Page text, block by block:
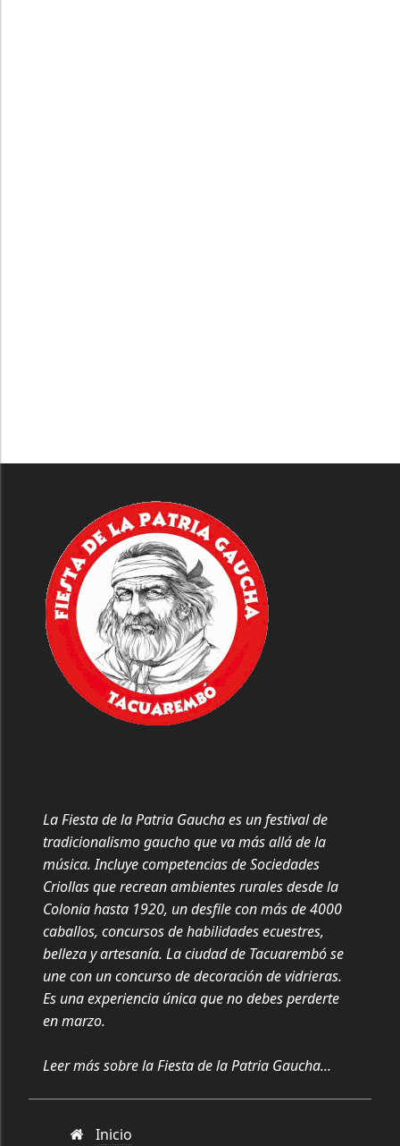
La Fiesta de la Patria Gaucha es un festival de
tradicionalismo gaucho que va más allá de la
música. Incluye competencias de Sociedades
Criollas que recrean ambientes rurales desde la
Colonia hasta 1920, un desfile con más de 4000
caballos, concursos de habilidades ecuestres,
belleza y artesanía. La ciudad de Tacuarembó se
une con un concurso de decoración de vidrieras.
Es una experiencia única que no debes perderte
en marzo.
Leer más sobre la Fiesta de la Patria Gaucha...
Inicio